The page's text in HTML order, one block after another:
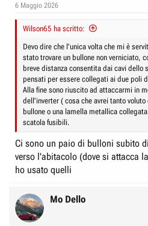
s
6 Maggio 2026
Wilson65 ha scritto:
Devo dire che l'unica volta che mi è
stato trovare un bullone non verniciato,
breve distanza consentita dai cavi dello
pensati per essere collegati ai due poli
Alla fine sono riuscito ad attaccarmi in
dell'inverter ( cosa che avrei tanto
bullone o una lamella metallica
scatola fusibili.
Ci sono un paio di bulloni subito
verso l'abitacolo (dove si attacca
ho usato quelli
Mo Dello